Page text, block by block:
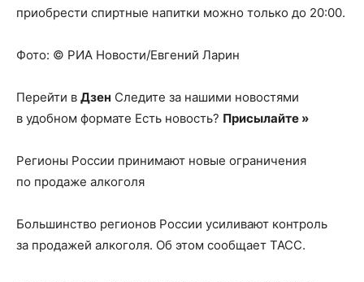
приобрести спиртные напитки можно только до 20:00.
Фото: © РИА Новости/Евгений Ларин
Перейти в Дзен Следите за нашими новостями
в удобном формате Есть новость? Присылайте »
Регионы России принимают новые ограничения
по продаже алкоголя
Большинство регионов России усиливают контроль
за продажей алкоголя. Об этом сообщает ТАСС.